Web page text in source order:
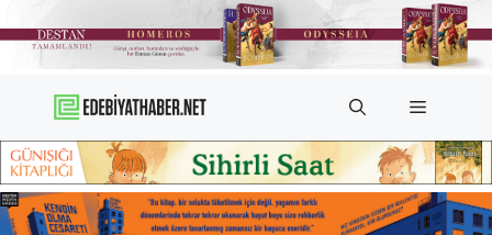
atla
Menü